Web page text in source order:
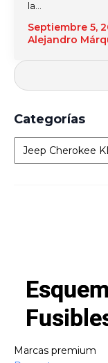
Septiembre 5,
Alejandro
la…
Categorías
Categorías
Marcas premium